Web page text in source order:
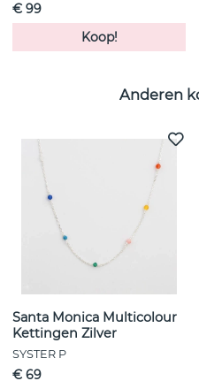
€ 99
Koop!
Anderen
Santa Monica Multicolour
Kettingen Zilver
SYSTER P
€ 69